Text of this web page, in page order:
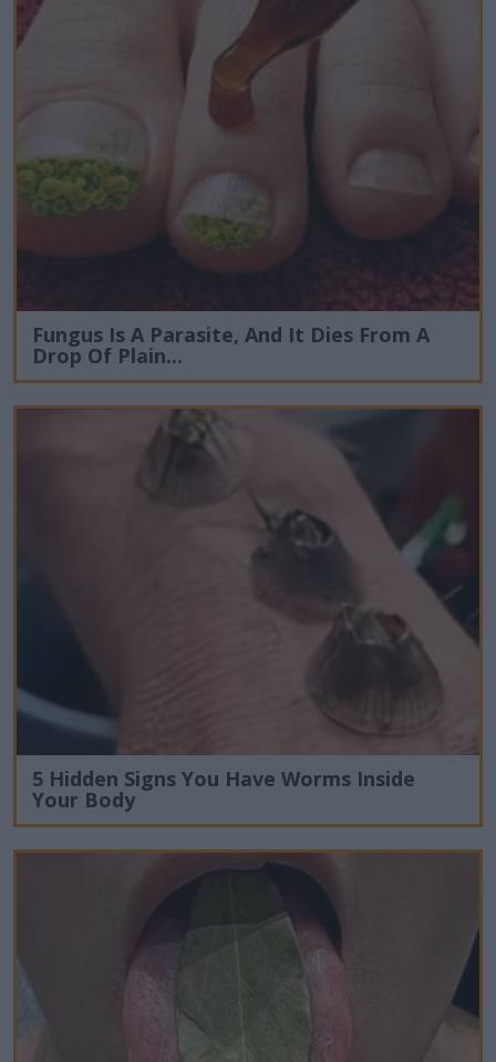
Fungus Is A Parasite, And It Dies From A
Drop Of Plain...
5 Hidden Signs You Have Worms Inside
Your Body